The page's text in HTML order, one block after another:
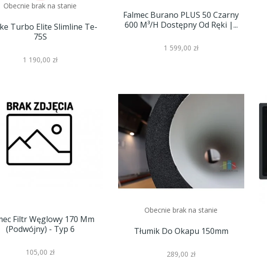
Obecnie brak na stanie
Turbo Elite Slimline Te-
75S
1 190,00 zł
Falmec Burano PLUS 50 Czarny
600 M³/h Dostępny Od Ręki |...
1 599,00 zł
Filtr Węglowy 170 Mm
(podwójny) - Typ 6
105,00 zł
Obecnie brak na stanie
Tłumik Do Okapu 150mm
289,00 zł